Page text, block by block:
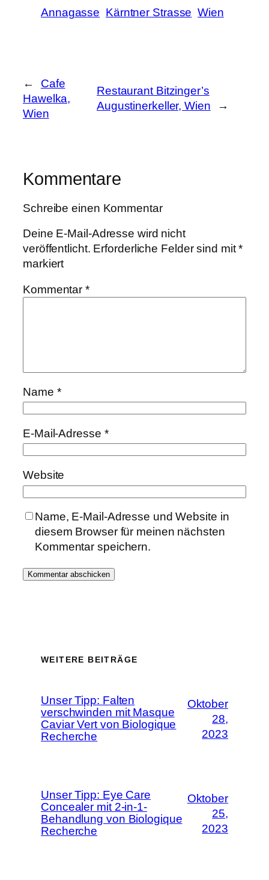
Annagasse Kärntner Strasse Wien
←
Cafe
Hawelka,
Wien
Restaurant Bitzinger’s
Augustinerkeller, Wien
→
Kommentare
Schreibe einen Kommentar
Deine E-Mail-Adresse wird nicht
veröffentlicht. Erforderliche Felder sind mit*
markiert
Kommentar*
Name *
E-Mail-Adresse *
Website
Name, E-Mail-Adresse und Website in
diesem Browser für meinen nächsten
Kommentar speichern.
WEITERE BEITRÄGE
Unser Tipp: Falten
verschwinden mit Masque
Caviar Vert von Biologique
Recherche
Oktober
28,
2023
Unser Tipp: Eye Care
Concealer mit 2-in-1-
Behandlung von Biologique
Recherche
Oktober
25,
2023